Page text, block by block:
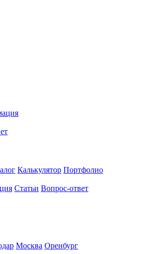
Калькулятор Портфолио
Статьи Вопрос-ответ
Москва Оренбург